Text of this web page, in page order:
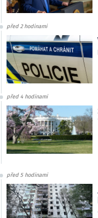
před 2 hodinami
před 4 hodinami
před 5 hodinami